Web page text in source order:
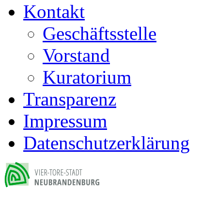
Kontakt
Geschäftsstelle
Vorstand
Kuratorium
Transparenz
Impressum
Datenschutzerklärung